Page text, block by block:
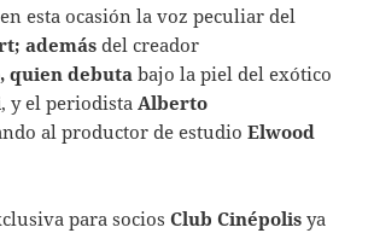
esta ocasión la voz peculiar del
ademásdel creador
quien debuta bajo la piel del exótico
, y el periodista Alberto
al productor de estudioElwood
para sociosClub Cinépolis ya